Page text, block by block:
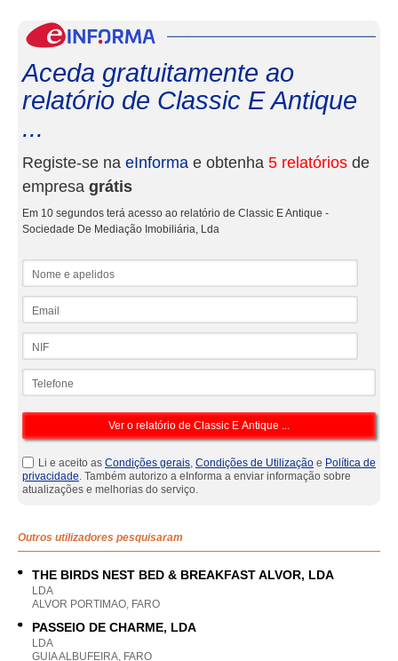
Aceda gratuitamente ao
relatório de Classic E Antique
...
Registe-se na eInforma e obtenha 5 relatórios de
empresa grátis
Em 10 segundos terá acesso ao relatório de Classic E Antique -
Sociedade De Mediação Imobiliária, Lda
Li e aceito as Condições gerais, Condições de Utilização e Política de
privacidade. Também autorizo a eInforma a enviar informação sobre
atualizações e melhorias do serviço.
Outros utilizadores pesquisaram
THE BIRDS NEST BED & BREAKFAST ALVOR, LDA
LDA
ALVOR PORTIMAO, FARO
PASSEIO DE CHARME, LDA
LDA
GUIA ALBUFEIRA, FARO